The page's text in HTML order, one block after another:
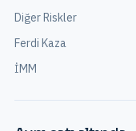
Diğer Riskler
Ferdi Kaza
İMM